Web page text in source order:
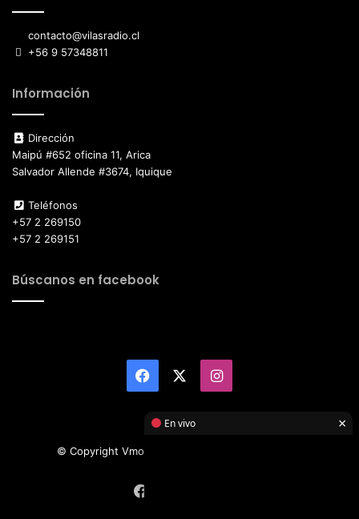
contacto@vilasradio.cl
+56 9 57348811
Información
Dirección
Maipú #652 oficina 11, Arica
Salvador Allende #3674, Iquique
Teléfonos
+57 2 269150
+57 2 269151
Búscanos en facebook
Facebook Instagram
© Copyright Vmotor TI 2026, All Rights Reserved
En vivo ×